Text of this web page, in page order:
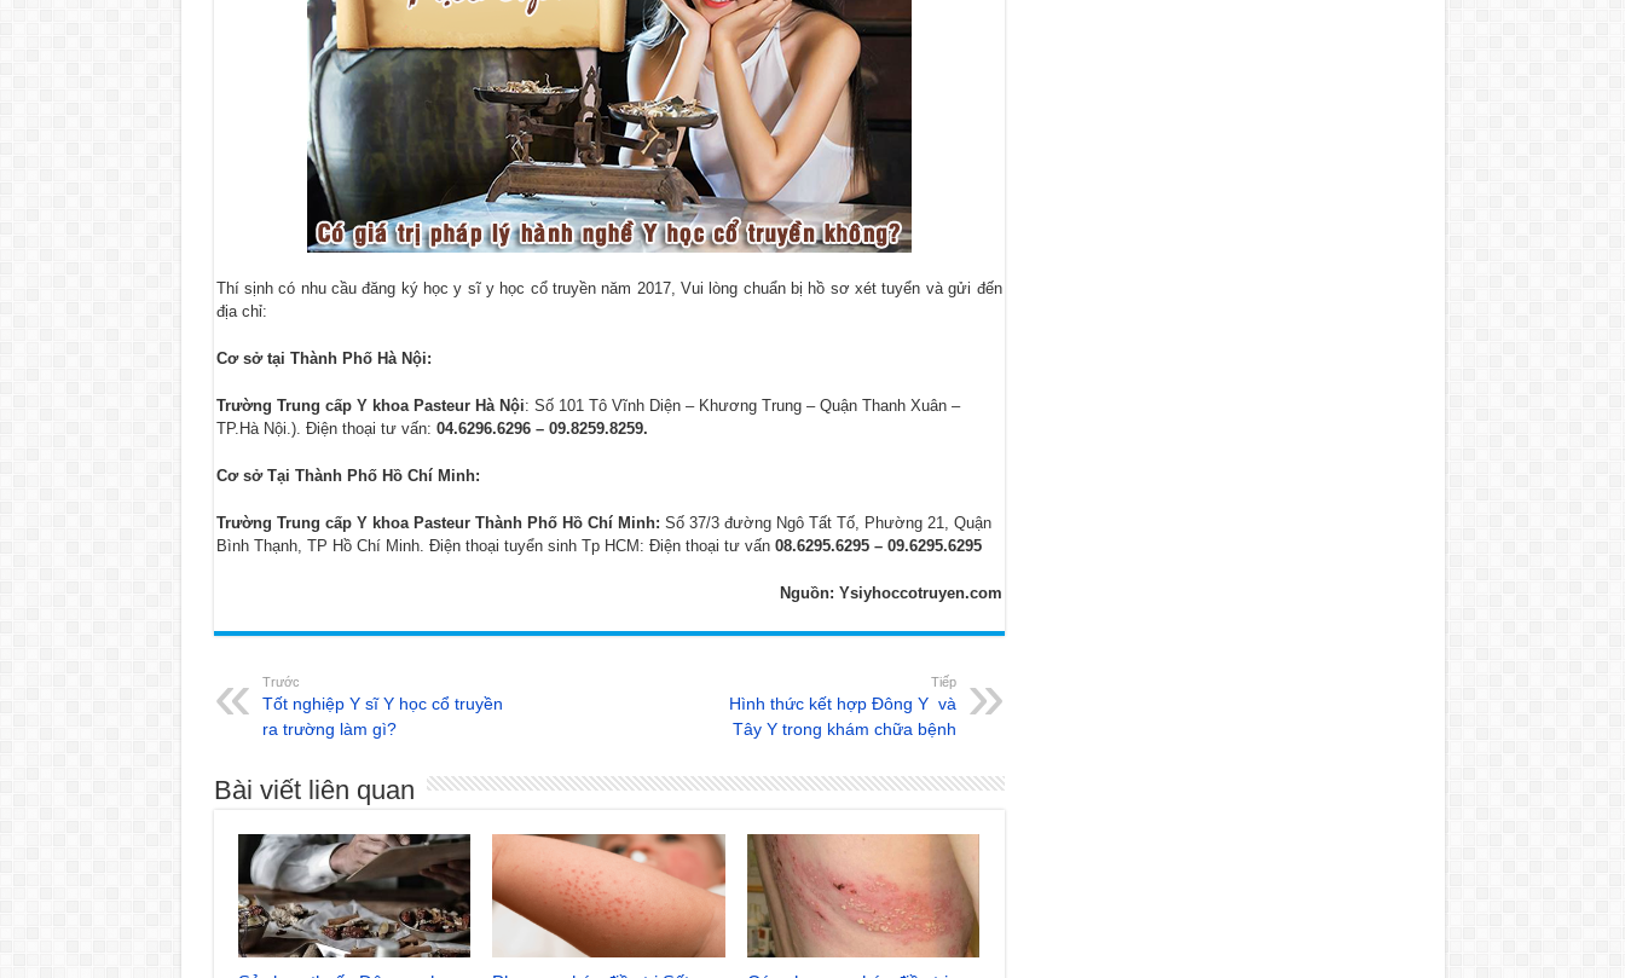
Thí sịnh có nhu cầu đăng ký học y sĩ y học cổ truyền năm 2017, Vui lòng chuẩn bị hồ sơ xét tuyển và gửi đến
địa chỉ:
Cơ sở tại Thành Phố Hà Nội:
Trường Trung cấp Y khoa Pasteur Hà Nội: Số 101 Tô Vĩnh Diện – Khương Trung – Quận Thanh Xuân –
TP.Hà Nội.). Điện thoại tư vấn: 04.6296.6296 – 09.8259.8259.
Cơ sở Tại Thành Phố Hồ Chí Minh:
Trường Trung cấp Y khoa Pasteur Thành Phố Hồ Chí Minh: Số 37/3 đường Ngô Tất Tố, Phường 21, Quận
Bình Thạnh, TP Hồ Chí Minh. Điện thoại tuyển sinh Tp HCM: Điện thoại tư vấn08.6295.6295 – 09.6295.6295
Nguồn: Ysiyhoccotruyen.com
Trước
Tốt nghiệp Y sĩ Y học cổ truyền
ra trường làm gì?
Tiếp
Hình thức kết hợp Đông Y và
Tây Y trong khám chữa bệnh
Bài viết liên quan